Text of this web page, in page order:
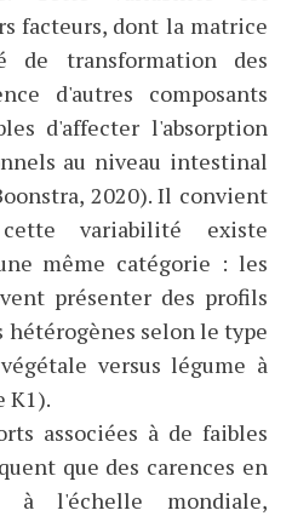
facteurs, dont la matrice
de transformation des
d'autres composants
d'affecter l'absorption
au niveau intestinal
2020). Il convient
variabilité existe
même catégorie : les
présenter des profils
selon le type
versus légume à
K1).
associées à de faibles
que des carences en
à l'échelle mondiale,